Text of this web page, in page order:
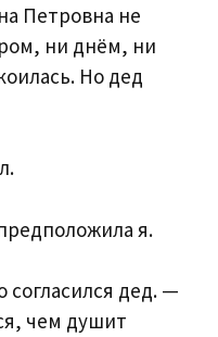
Петровна не
ни днём, ни
Но дед
я.
дед. —
чем душит